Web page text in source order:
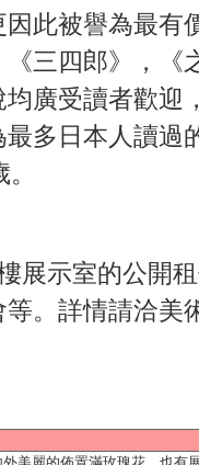
此被譽為最有
《三四郎》，
均廣受讀者歡迎
多日本人讀過
展示室的公開
。詳情請洽美